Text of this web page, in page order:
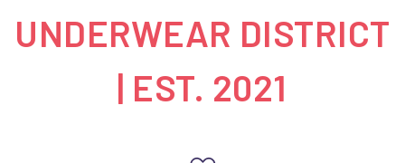
UNDERWEAR DISTRICT
| EST. 2021